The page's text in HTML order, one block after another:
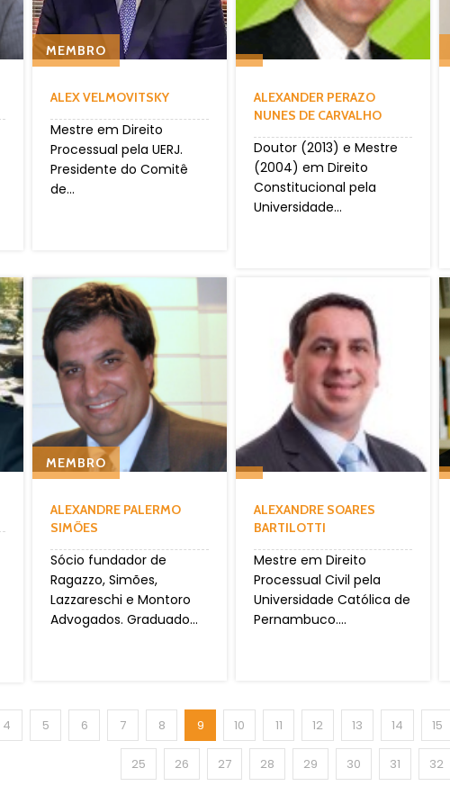
MEMBRO
ALEX VELMOVITSKY
Mestre em Direito
Processual pela UERJ.
Presidente do Comitê
de...
ALEXANDER PERAZO
NUNES DE CARVALHO
Doutor (2013) e Mestre
(2004) em Direito
Constitucional pela
Universidade...
MEMBRO
ALEXANDRE PALERMO
SIMÕES
Sócio fundador de
Ragazzo, Simões,
Lazzareschi e Montoro
Advogados. Graduado...
ALEXANDRE SOARES
BARTILOTTI
Mestre em Direito
Processual Civil pela
Universidade Católica de
Pernambuco....
4 5 6 7 8 9 10 11 12 13 14 15
25 26 27 28 29 30 31 32